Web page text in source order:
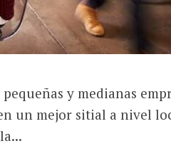
y medianas
un mejor sitial a nivel